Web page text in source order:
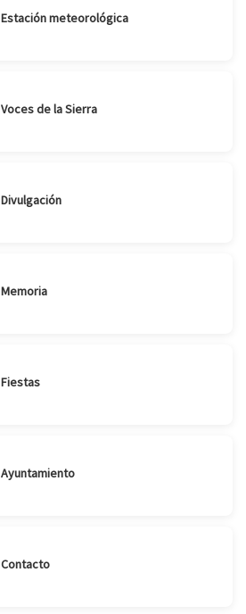
Estación meteorológica
Voces de la Sierra
Divulgación
Memoria
Fiestas
Ayuntamiento
Contacto